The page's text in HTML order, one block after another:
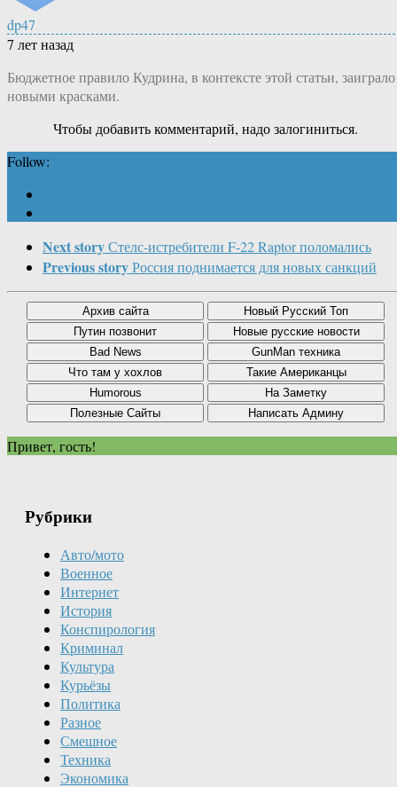
dp47
7 лет назад
Бюджетное правило Кудрина, в контексте этой статьи, заиграло
новыми красками.
Чтобы добавить комментарий, надо залогиниться.
Follow:
Next storyСтелс-истребители F-22 Raptor поломались
Previous storyРоссия поднимается для новых санкций
Привет, гость!
Рубрики
Авто/мото
Военное
Интернет
История
Конспирология
Криминал
Культура
Курьёзы
Политика
Разное
Смешное
Техника
Экономика